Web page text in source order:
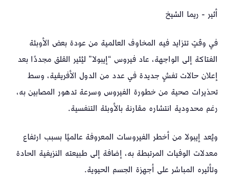
أثير - ريما الشيخ
في وقتٍ تتزايد فيه المخاوف العالمية من عودة بعض الأوبئة
الفتاكة إلى الواجهة، عاد فيروس “إيبولا” ليُثير القلق مجددًا بعد
إعلان حالات تفشٍ جديدة في عدد من الدول الأفريقية، وسط
تحذيرات صحية من خطورة الفيروس وسرعة تدهور المصابين به،
رغم محدودية انتشاره مقارنة بالأوبئة التنفسية.
ويُعد إيبولا من أخطر الفيروسات المعروفة عالميًا بسبب ارتفاع
معدلات الوفيات المرتبطة به، إضافة إلى طبيعته النزيفية الحادة
وتأثيره المباشر على أجهزة الجسم الحيوية.